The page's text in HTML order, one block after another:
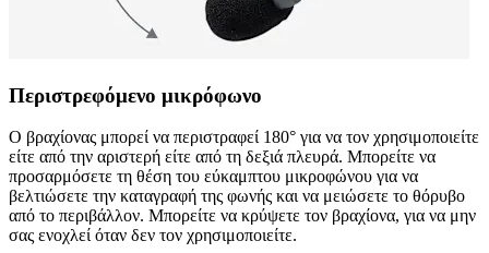
Περιστρεφόμενο μικρόφωνο
Ο βραχίονας μπορεί να περιστραφεί 180° για να τον χρησιμοποιείτε
είτε από την αριστερή είτε από τη δεξιά πλευρά. Μπορείτε να
προσαρμόσετε τη θέση του εύκαμπτου μικροφώνου για να
βελτιώσετε την καταγραφή της φωνής και να μειώσετε το θόρυβο
από το περιβάλλον. Μπορείτε να κρύψετε τον βραχίονα, για να μην
σας ενοχλεί όταν δεν τον χρησιμοποιείτε.